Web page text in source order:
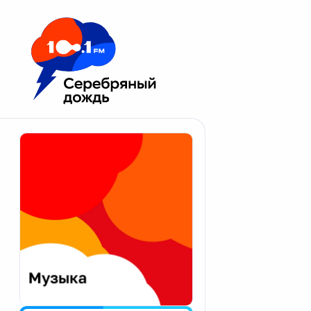
Москва 100.1 FM
Апатиты
Екатеринбург
Калининград
Калуга